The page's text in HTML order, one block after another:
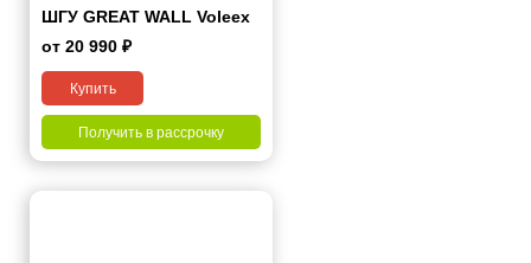
ШГУ GREAT WALL Voleex
C20 2011+ 7“
от 20 990 ₽
Купить
Получить в рассрочку